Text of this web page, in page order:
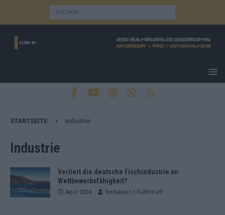
STARTSEITE Industrie
Industrie
Verliert die deutsche Fischindustrie an
Wettbewerbsfähigkeit?
April 2024 Redaktion | FLASH UP